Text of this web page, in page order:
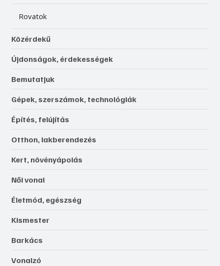
Rovatok
Közérdekű
Újdonságok, érdekességek
Bemutatjuk
Gépek, szerszámok, technológiák
Építés, felújítás
Otthon, lakberendezés
Kert, növényápolás
Női vonal
Életmód, egészség
Kismester
Barkács
Vonalzó